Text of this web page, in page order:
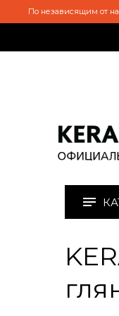
По независящим от